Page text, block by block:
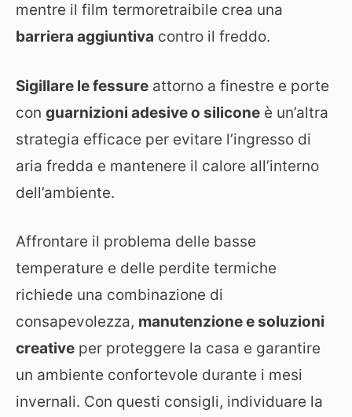
mentre il film termoretraibile crea una
barriera aggiuntiva contro il freddo.
Sigillare le fessure attorno a finestre e porte
con guarnizioni adesive o silicone è un’altra
strategia efficace per evitare l’ingresso di
aria fredda e mantenere il calore all’interno
dell’ambiente.
Affrontare il problema delle basse
temperature e delle perdite termiche
richiede una combinazione di
consapevolezza, manutenzione e soluzioni
creative per proteggere la casa e garantire
un ambiente confortevole durante i mesi
invernali. Con questi consigli, individuare la